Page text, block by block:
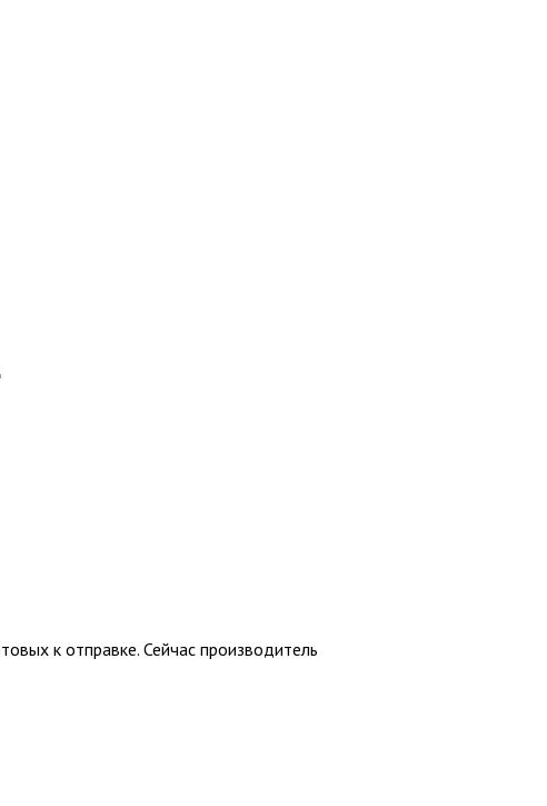
к отправке. Сейчас производитель